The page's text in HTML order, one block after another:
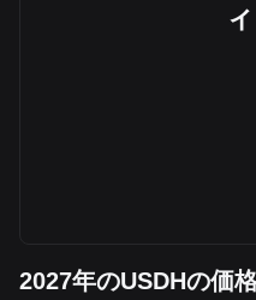
2027年のUSDHの価